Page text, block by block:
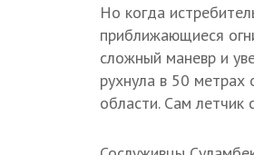
Но когда
приближающиеся
сложный маневр и
рухнула в 50 метрах
области. Сам летчик